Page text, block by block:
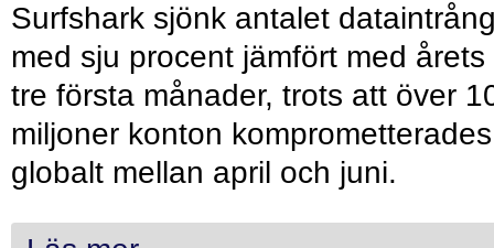
Surfshark sjönk antalet
med sju procent jämfört med årets
tre första månader, trots att över
miljoner konton komprometterades
globalt mellan april och juni.